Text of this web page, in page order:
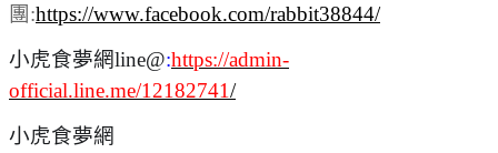
團:https://www.facebook.com/rabbit38844/
小虎食夢網line@:https://admin-
official.line.me/12182741/
小虎食夢網